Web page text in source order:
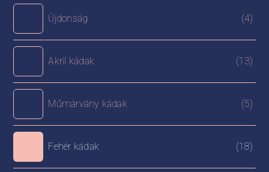
Újdonság (4)
Akril kádak (13)
Műmárvány kádak (5)
Fehér kádak (18)